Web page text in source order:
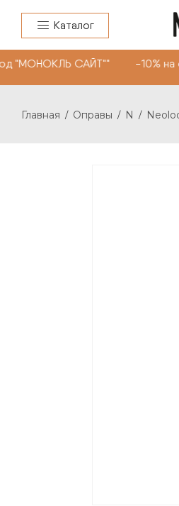
Каталог
САЙТ"" -10%
Главная / Оправы / N /